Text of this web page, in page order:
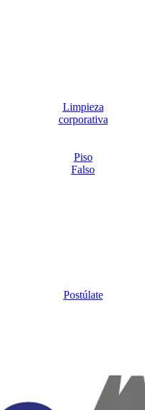
Limpieza
corporativa
Piso
Falso
Postúlate